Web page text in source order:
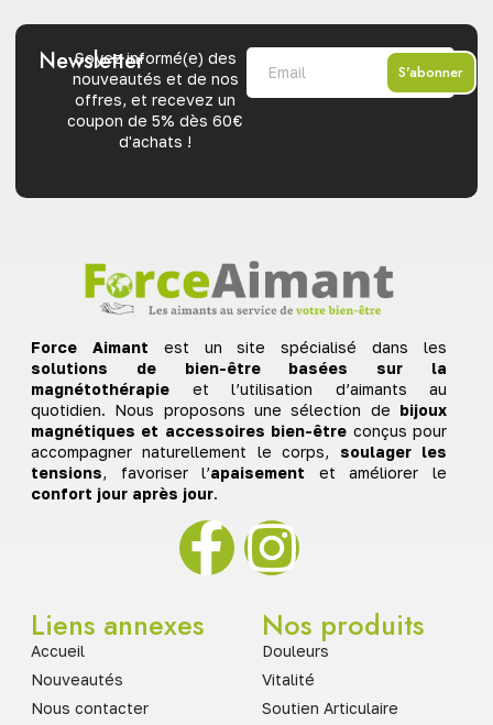
Newsletter
Soyez informé(e) des
nouveautés et de nos
offres, et recevez un
coupon de 5% dès 60€
d'achats !
S'abonner
Force Aimant est un site spécialisé dans les
solutions de bien-être basées sur la
magnétothérapie et l’utilisation d’aimants au
quotidien. Nous proposons une sélection de bijoux
magnétiques et accessoires bien-être conçus pour
accompagner naturellement le corps, soulager les
tensions, favoriser l’apaisement et améliorer le
confort jour après jour.
Liens annexes
Accueil
Nouveautés
Nous contacter
Nos produits
Douleurs
Vitalité
Soutien Articulaire